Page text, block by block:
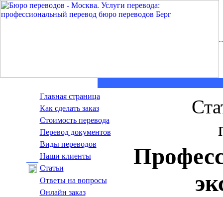
Главная страница
Как сделать заказ
Стоимость перевода
Пepeвoд дoкумeнтoв
Виды переводов
Наши клиенты
Статьи
Ответы на вопросы
Онлайн заказ